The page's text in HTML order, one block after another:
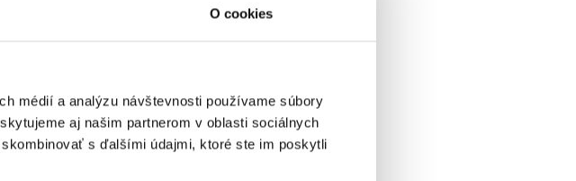
O cookies
médií a analýzu návštevnosti používame súbory
aj našim partnerom v oblasti sociálnych
s ďalšími údajmi, ktoré ste im poskytli